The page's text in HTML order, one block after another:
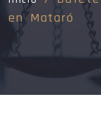
en Mataró